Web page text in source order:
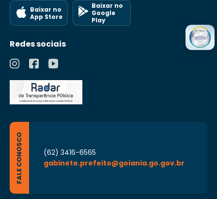
Baixar no
App Store
Baixar no
Google
Play
Redes sociais
FALE CONOSCO
(62) 3416-6565
gabinete.prefeito@goiania.go.gov.br